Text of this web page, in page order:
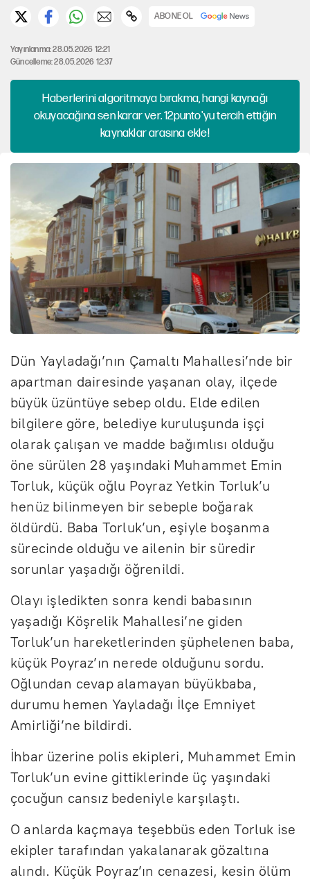
ABONE OL
Yayınlanma: 28.05.2026 12:21
Güncelleme: 28.05.2026 12:37
Haberlerini algoritmaya bırakma, hangi kaynağı
okuyacağına sen karar ver. 12punto'yu tercih ettiğin
kaynaklar arasına ekle!
Dün Yayladağı’nın Çamaltı Mahallesi’nde bir
apartman dairesinde yaşanan olay, ilçede
büyük üzüntüye sebep oldu. Elde edilen
bilgilere göre, belediye kuruluşunda işçi
olarak çalışan ve madde bağımlısı olduğu
öne sürülen 28 yaşındaki Muhammet Emin
Torluk, küçük oğlu Poyraz Yetkin Torluk’u
henüz bilinmeyen bir sebeple boğarak
öldürdü. Baba Torluk’un, eşiyle boşanma
sürecinde olduğu ve ailenin bir süredir
sorunlar yaşadığı öğrenildi.
Olayı işledikten sonra kendi babasının
yaşadığı Köşrelik Mahallesi’ne giden
Torluk’un hareketlerinden şüphelenen baba,
küçük Poyraz’ın nerede olduğunu sordu.
Oğlundan cevap alamayan büyükbaba,
durumu hemen Yayladağı İlçe Emniyet
Amirliği’ne bildirdi.
İhbar üzerine polis ekipleri, Muhammet Emin
Torluk’un evine gittiklerinde üç yaşındaki
çocuğun cansız bedeniyle karşılaştı.
O anlarda kaçmaya teşebbüs eden Torluk ise
ekipler tarafından yakalanarak gözaltına
alındı. Küçük Poyraz’ın cenazesi, kesin ölüm